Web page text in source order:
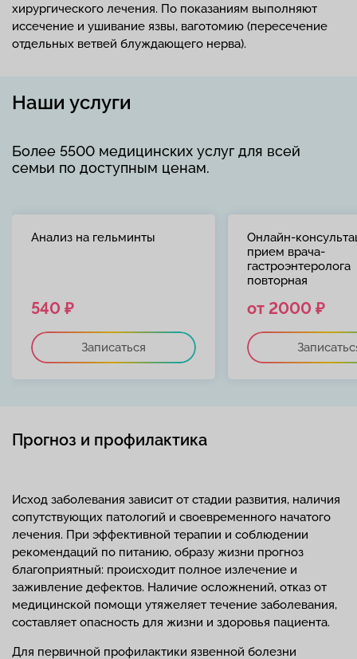
хирургического лечения. По показаниям выполняют
иссечение и ушивание язвы, ваготомию (пересечение
отдельных ветвей блуждающего нерва).
Наши услуги
Более 5500 медицинских услуг для всей
семьи по доступным ценам.
Анализ на гельминты
540 ₽
Записаться
Онлайн-
прием врача-
гастроэнтеролога
повторная
от 2000 ₽
Прогноз и профилактика
Исход заболевания зависит от стадии развития, наличия
сопутствующих патологий и своевременного начатого
лечения. При эффективной терапии и соблюдении
рекомендаций по питанию, образу жизни прогноз
благоприятный: происходит полное излечение и
заживление дефектов. Наличие осложнений, отказ от
медицинской помощи утяжеляет течение заболевания,
составляет опасность для жизни и здоровья пациента.
Для первичной профилактики язвенной болезни